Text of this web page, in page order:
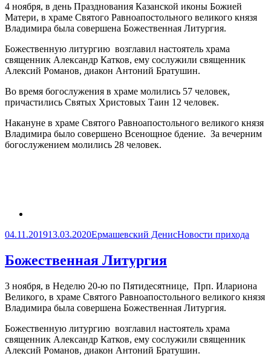
4 ноября, в день Празднования Казанской иконы Божией
Матери, в храме Святого Равноапостольного великого князя
Владимира была совершена Божественная Литургия.
Божественную литургию возглавил настоятель храма
священник Александр Катков, ему сослужили священник
Алексий Романов, диакон Антоний Братушин.
Во время богослужения в храме молились 57 человек,
причастились Святых Христовых Таин 12 человек.
Накануне в храме Святого Равноапостольного великого князя
Владимира было совершено Всенощное бдение. За вечерним
богослужением молились 28 человек.
Опубликовано
04.11.201913.03.2020Автор
Ермашевский ДенисРубрики
Новости прихода
Божественная Литургия
3 ноября, в Неделю 20-ю по Пятидесятнице, Прп. Илариона
Великого, в храме Святого Равноапостольного великого князя
Владимира была совершена Божественная Литургия.
Божественную литургию возглавил настоятель храма
священник Александр Катков, ему сослужили священник
Алексий Романов, диакон Антоний Братушин.